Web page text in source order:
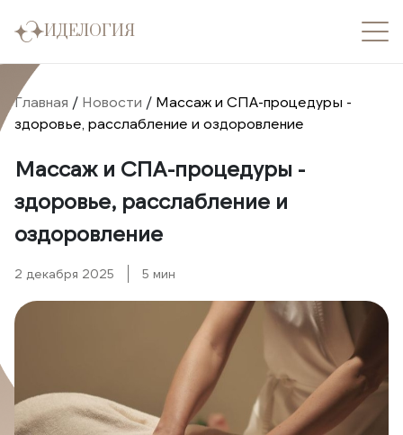
ИДЕЛОГИЯ
Главная / Новости / Массаж и СПА-процедуры -
здоровье, расслабление и оздоровление
Массаж и СПА-процедуры -
здоровье, расслабление и
оздоровление
2 декабря 2025 5 мин